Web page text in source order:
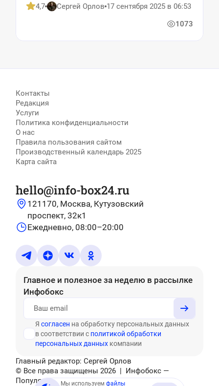
4,7 Сергей Орлов 17 сентября 2025 в 06:53
1073
Контакты
Редакция
Услуги
Политика конфиденциальности
О нас
Правила пользования сайтом
Производственный календарь 2025
Карта сайта
hello@info-box24.ru
121170, Москва, Кутузовский
проспект, 32к1
Ежедневно, 08:00–20:00
Главное и полезное за неделю в рассылке
Инфобокс
Я согласен на обработку персональных данных
в соответствии с политикой обработки
персональных данных компании
Главный редактор: Сергей Орлов
© Все права защищены 2026 | Инфобокс —
Популярные тесты, головоломки, актуальные
Мы используем файлы